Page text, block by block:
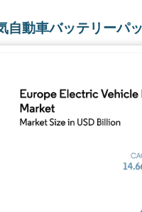
自動車バッテリーパ